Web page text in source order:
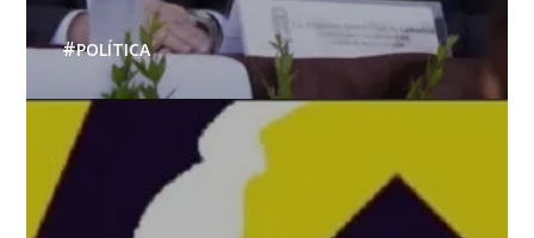
POLÍTICA